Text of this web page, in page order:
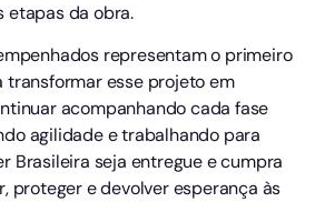
etapas da obra.
representam o primeiro
transformar esse projeto em
acompanhando cada fase
agilidade e trabalhando para
Brasileira seja entregue e cumpra
proteger e devolver esperança às